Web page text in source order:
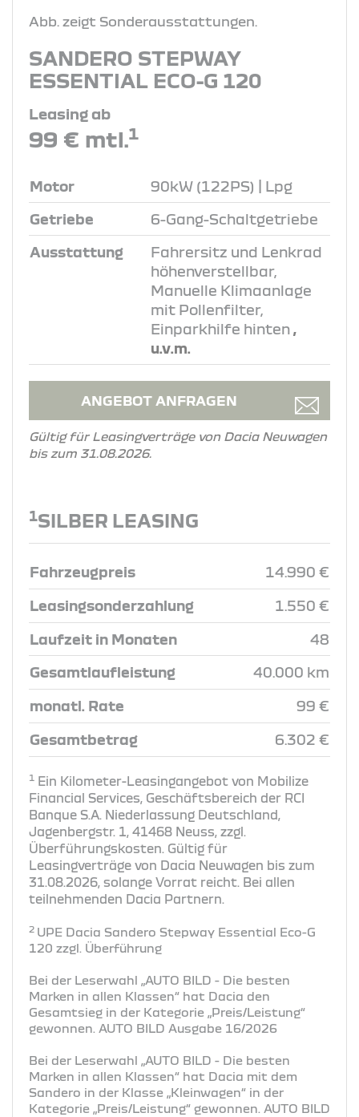
Abb. zeigt Sonderausstattungen.
SANDERO STEPWAY
ESSENTIAL ECO-G 120
Leasing ab
99 € mtl.1
Motor 90kW (122PS) | Lpg
Getriebe 6-Gang-Schaltgetriebe
Ausstattung
Fahrersitz und Lenkrad
höhenverstellbar,
Manuelle Klimaanlage
mit Pollenfilter,
Einparkhilfe hinten ,
u.v.m.
ANGEBOT ANFRAGEN
Gültig für Leasingverträge von Dacia Neuwagen
bis zum 31.08.2026.
1SILBER LEASING
Fahrzeugpreis 14.990 €
Leasingsonderzahlung 1.550 €
Laufzeit in Monaten 48
Gesamtlaufleistung 40.000 km
monatl. Rate 99 €
Gesamtbetrag 6.302 €
1 Ein Kilometer-Leasingangebot von Mobilize
Financial Services, Geschäftsbereich der RCI
Banque S.A. Niederlassung Deutschland,
Jagenbergstr. 1, 41468 Neuss, zzgl.
Überführungskosten. Gültig für
Leasingverträge von Dacia Neuwagen bis zum
31.08.2026, solange Vorrat reicht. Bei allen
teilnehmenden Dacia Partnern.
2 UPE Dacia Sandero Stepway Essential Eco-G
120 zzgl. Überführung
Bei der Leserwahl „AUTO BILD - Die besten
Marken in allen Klassen“ hat Dacia den
Gesamtsieg in der Kategorie „Preis/Leistung“
gewonnen. AUTO BILD Ausgabe 16/2026
Bei der Leserwahl „AUTO BILD - Die besten
Marken in allen Klassen“ hat Dacia mit dem
Sandero in der Klasse „Kleinwagen“ in der
Kategorie „Preis/Leistung“ gewonnen. AUTO BILD